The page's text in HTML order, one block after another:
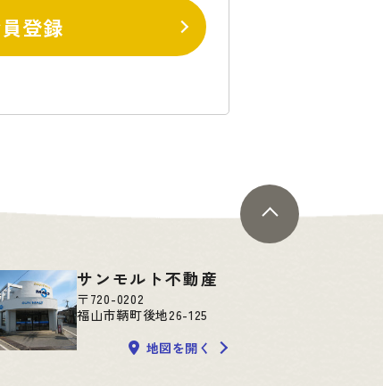
登録
サンモルト不動産
〒720-0202
福山市鞆町後地26-125
地図を開く